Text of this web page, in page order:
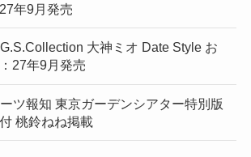
年9月発売
G.S.Collection 大神ミオ Date Style お
27年9月発売
ーツ報知 東京ガーデンシアター特別版
桃鈴ねね掲載